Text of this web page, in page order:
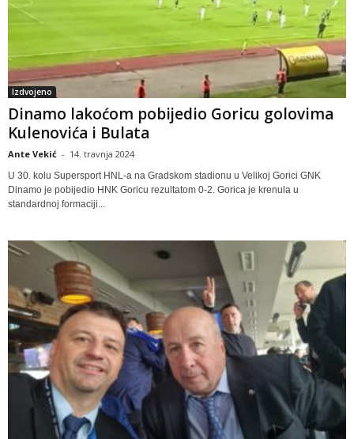
Izdvojeno
Dinamo lakoćom pobijedio Goricu golovima
Kulenovića i Bulata
Ante Vekić - 14. travnja 2024
U 30. kolu Supersport HNL-a na Gradskom stadionu u Velikoj Gorici GNK
Dinamo je pobijedio HNK Goricu rezultatom 0-2. Gorica je krenula u
standardnoj formaciji...